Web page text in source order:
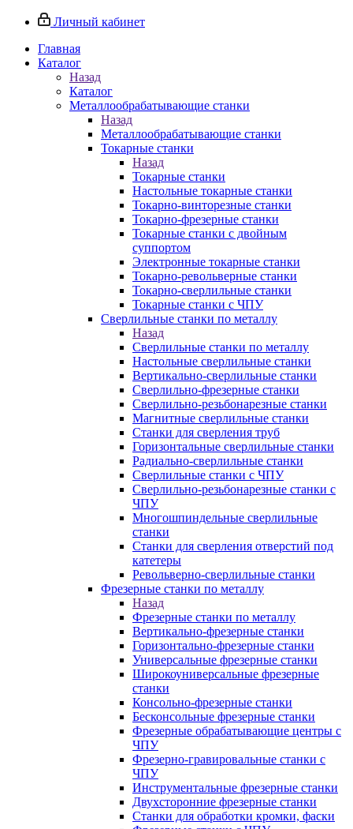
Личный кабинет
Главная
Каталог
Назад
Каталог
Металлообрабатывающие станки
Назад
Металлообрабатывающие станки
Токарные станки
Назад
Токарные станки
Настольные токарные станки
Токарно-винторезные станки
Токарно-фрезерные станки
Токарные станки с двойным
суппортом
Электронные токарные станки
Токарно-револьверные станки
Токарно-сверлильные станки
Токарные станки с ЧПУ
Сверлильные станки по металлу
Назад
Сверлильные станки по металлу
Настольные сверлильные станки
Вертикально-сверлильные станки
Сверлильно-фрезерные станки
Сверлильно-резьбонарезные станки
Магнитные сверлильные станки
Станки для сверления труб
Горизонтальные сверлильные станки
Радиально-сверлильные станки
Сверлильные станки с ЧПУ
Сверлильно-резьбонарезные станки с
ЧПУ
Многошпиндельные сверлильные
станки
Станки для сверления отверстий под
катетеры
Револьверно-сверлильные станки
Фрезерные станки по металлу
Назад
Фрезерные станки по металлу
Вертикально-фрезерные станки
Горизонтально-фрезерные станки
Универсальные фрезерные станки
Широкоуниверсальные фрезерные
станки
Консольно-фрезерные станки
Бесконсольные фрезерные станки
Фрезерные обрабатывающие центры с
ЧПУ
Фрезерно-гравировальные станки с
ЧПУ
Инструментальные фрезерные станки
Двухсторонние фрезерные станки
Станки для обработки кромки, фаски